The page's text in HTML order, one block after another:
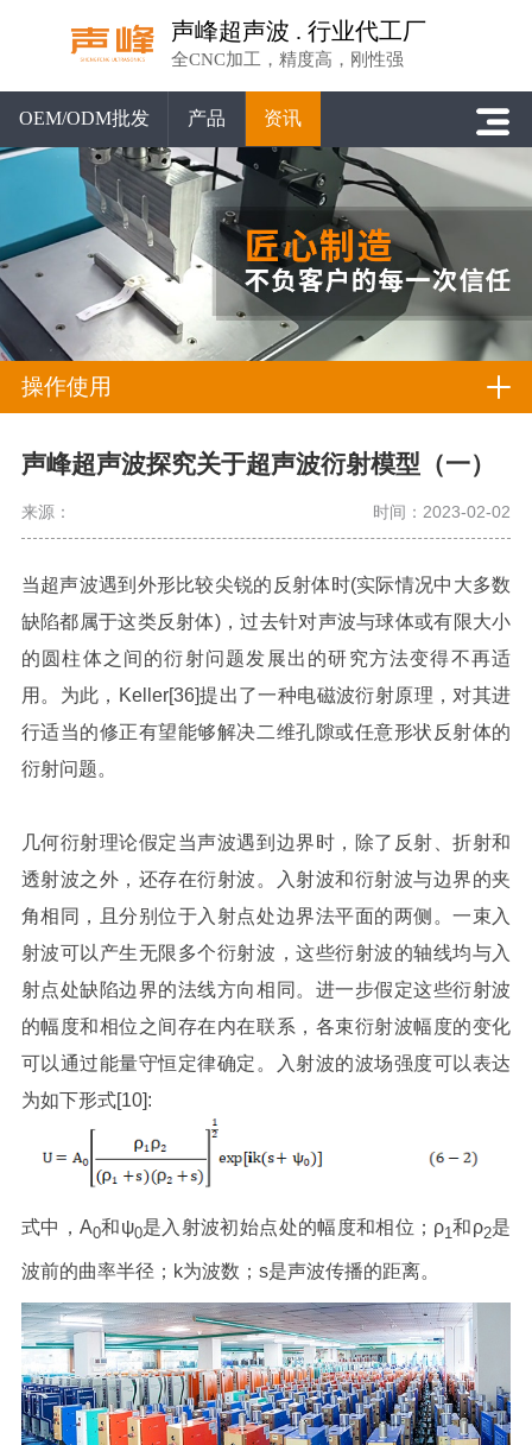
声峰超声波 . 行业代工厂
全CNC加工，精度高，刚性强
OEM/ODM批发 产品 资讯
操作使用
声峰超声波探究关于超声波衍射模型（一）
来源： 时间：2023-02-02
当超声波遇到外形比较尖锐的反射体时(实际情况中大多数
缺陷都属于这类反射体)，过去针对声波与球体或有限大小
的圆柱体之间的衍射问题发展出的研究方法变得不再适
用。为此，Keller[36]提出了一种电磁波衍射原理，对其进
行适当的修正有望能够解决二维孔隙或任意形状反射体的
衍射问题。
几何衍射理论假定当声波遇到边界时，除了反射、折射和
透射波之外，还存在衍射波。入射波和衍射波与边界的夹
角相同，且分别位于入射点处边界法平面的两侧。一束入
射波可以产生无限多个衍射波，这些衍射波的轴线均与入
射点处缺陷边界的法线方向相同。进一步假定这些衍射波
的幅度和相位之间存在内在联系，各束衍射波幅度的变化
可以通过能量守恒定律确定。入射波的波场强度可以表达
为如下形式[10]:
式中，A0和ψ0是入射波初始点处的幅度和相位；ρ1和ρ2是
波前的曲率半径；k为波数；s是声波传播的距离。